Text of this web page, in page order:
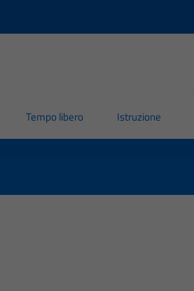
Tempo libero Istruzione